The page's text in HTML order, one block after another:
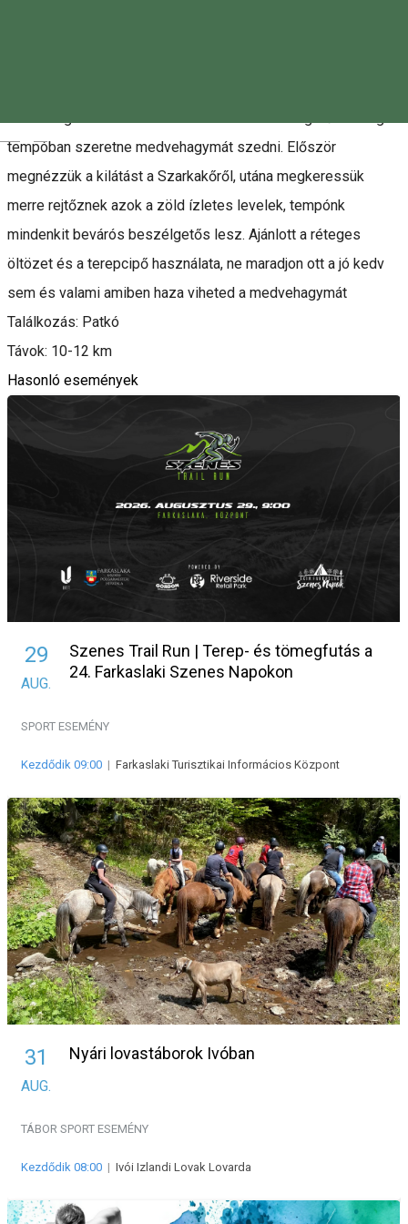
tempóban szeretne medvehagymát szedni. Először
megnézzük a kilátást a Szarkakőről, utána megkeressük
merre rejtőznek azok a zöld ízletes levelek, tempónk
mindenkit bevárós beszélgetős lesz. Ajánlott a réteges
öltözet és a terepcipő használata, ne maradjon ott a jó kedv
sem és valami amiben haza viheted a medvehagymát
Találkozás: Patkó
Távok: 10-12 km
Hasonló események
29
AUG.
Szenes Trail Run | Terep- és tömegfutás a
24. Farkaslaki Szenes Napokon
SPORT ESEMÉNY
Kezdődik 09:00 | Farkaslaki Turisztikai Informácios Központ
31
AUG.
Nyári lovastáborok Ivóban
TÁBOR SPORT ESEMÉNY
Kezdődik 08:00 | Ivói Izlandi Lovak Lovarda